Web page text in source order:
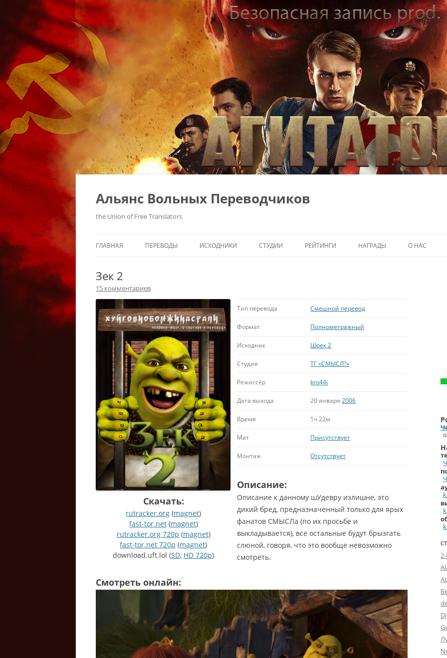
Альянс Вольных Переводчиков
the Union of Free Translators
ГЛАВНАЯ ПЕРЕВОДЫ ИСХОДНИКИ СТУДИИ РЕЙТИНГИ НАГРАДЫ О НАС
Зек 2
15 комментариев
Скачать:
rutracker.org (magnet)
fast-tor.net(magnet)
rutracker.org 720р (magnet)
fast-tor.net 720р (magnet)
download.uft.lol (SD, HD 720p)
Тип перевода Смешной перевод
Формат Полнометражный
Исходник Шрек 2
Студия ТГ «СМЫСЛ?»
Режиссёр kro44i
Дата выхода 20 января2006
Время 1ч 22м
Мат Присутствует
Монтаж Отсутствует
Описание:
Описание к данному шУдевру излишне, это
дикий бред, предназначенный только для ярых
фанатов СМЫСЛа (по их просьбе и
выкладывается), все остальные будут брызгать
слюной, говоря, что это вообще невозможно
смотреть.
Смотреть онлайн: